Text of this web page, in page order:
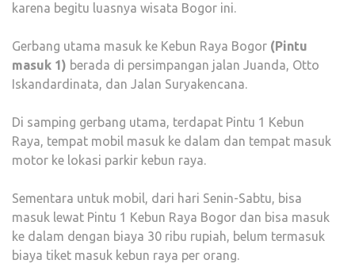
karena begitu luasnya wisata Bogor ini.
Gerbang utama masuk ke Kebun Raya Bogor (Pintu
masuk 1) berada di persimpangan jalan Juanda, Otto
Iskandardinata, dan Jalan Suryakencana.
Di samping gerbang utama, terdapat Pintu 1 Kebun
Raya, tempat mobil masuk ke dalam dan tempat masuk
motor ke lokasi parkir kebun raya.
Sementara untuk mobil, dari hari Senin-Sabtu, bisa
masuk lewat Pintu 1 Kebun Raya Bogor dan bisa masuk
ke dalam dengan biaya 30 ribu rupiah, belum termasuk
biaya tiket masuk kebun raya per orang.